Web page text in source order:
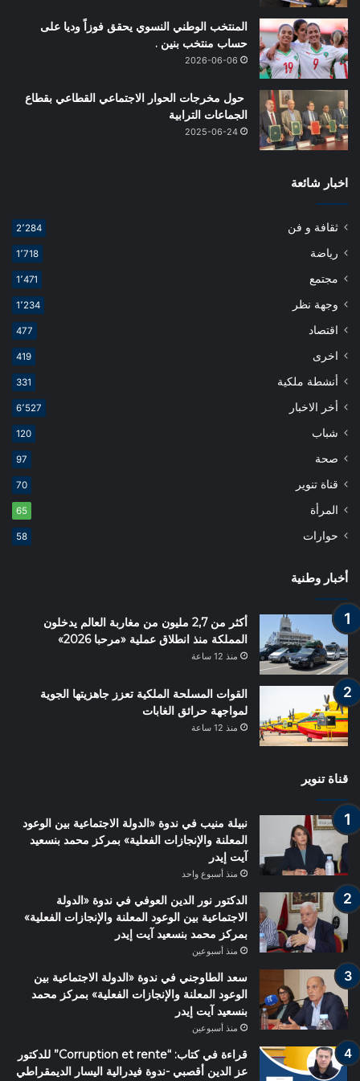
المنتخب الوطني النسوي يحقق فوزاً وديا على
حساب منتخب بنين .
2026-06-06
حول مخرجات الحوار الاجتماعي القطاعي بقطاع
الجماعات الترابية
2025-06-24
اخبار شائعة
ثقافة و فن 2٬284
رياضة 1٬718
مجتمع 1٬471
وجهة نظر 1٬234
اقتصاد 477
اخرى 419
أنشطة ملكية 331
أخر الاخبار 6٬527
شباب 120
صحة 97
قناة تنوير 70
المرأة 65
حوارات 58
أخبار وطنية
أكثر من 2,7 مليون من مغاربة العالم يدخلون
المملكة منذ انطلاق عملية «مرحبا 2026»
منذ 12 ساعة
القوات المسلحة الملكية تعزز جاهزيتها الجوية
لمواجهة حرائق الغابات
منذ 12 ساعة
قناة تنوير
نبيلة منيب في ندوة «الدولة الاجتماعية بين الوعود
المعلنة والإنجازات الفعلية» بمركز محمد بنسعيد
آيت إيدر
منذ أسبوع واحد
الدكتور نور الدين العوفي في ندوة «الدولة
الاجتماعية بين الوعود المعلنة والإنجازات الفعلية»
بمركز محمد بنسعيد آيت إيدر
منذ أسبوعين
سعد الطاوجني في ندوة «الدولة الاجتماعية بين
الوعود المعلنة والإنجازات الفعلية» بمركز محمد
بنسعيد آيت إيدر
منذ أسبوعين
قراءة في كتاب: “Corruption et rente” للدكتور
عز الدين أقصبي -ندوة فيدرالية اليسار الديمقراطي